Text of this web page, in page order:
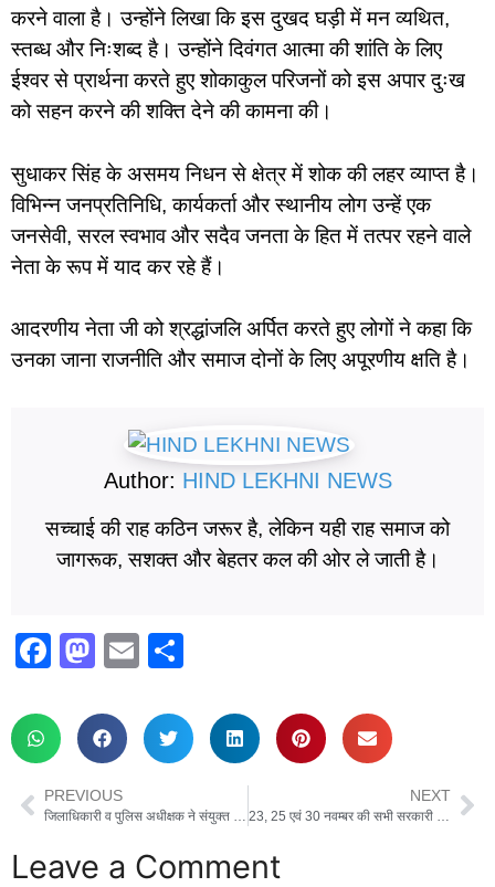
करने वाला है। उन्होंने लिखा कि इस दुखद घड़ी में मन व्यथित,
स्तब्ध और निःशब्द है। उन्होंने दिवंगत आत्मा की शांति के लिए
ईश्वर से प्रार्थना करते हुए शोकाकुल परिजनों को इस अपार दुःख
को सहन करने की शक्ति देने की कामना की।
सुधाकर सिंह के असमय निधन से क्षेत्र में शोक की लहर व्याप्त है।
विभिन्न जनप्रतिनिधि, कार्यकर्ता और स्थानीय लोग उन्हें एक
जनसेवी, सरल स्वभाव और सदैव जनता के हित में तत्पर रहने वाले
नेता के रूप में याद कर रहे हैं।
आदरणीय नेता जी को श्रद्धांजलि अर्पित करते हुए लोगों ने कहा कि
उनका जाना राजनीति और समाज दोनों के लिए अपूरणीय क्षति है।
Author: HIND LEKHNI NEWS
सच्चाई की राह कठिन जरूर है, लेकिन यही राह समाज को
जागरूक, सशक्त और बेहतर कल की ओर ले जाती है।
F
c
e
b
o
o
M
st
o
d
o
n
E
ail ar
e
PREVIOUS NEXT
Leave a Comment